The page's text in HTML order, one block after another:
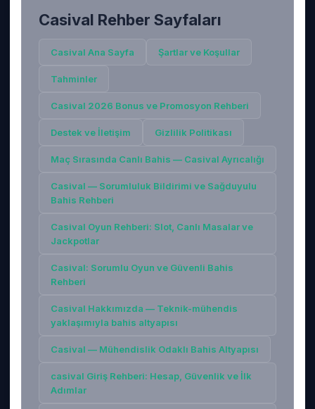
Casival Rehber Sayfaları
Casival Ana Sayfa Şartlar ve Koşullar
Tahminler
Casival 2026 Bonus ve Promosyon Rehberi
Destek ve İletişim Gizlilik Politikası
Maç Sırasında Canlı Bahis — Casival Ayrıcalığı
Casival — Sorumluluk Bildirimi ve Sağduyulu
Bahis Rehberi
Casival Oyun Rehberi: Slot, Canlı Masalar ve
Jackpotlar
Casival: Sorumlu Oyun ve Güvenli Bahis
Rehberi
Casival Hakkımızda — Teknik-mühendis
yaklaşımıyla bahis altyapısı
Casival — Mühendislik Odaklı Bahis Altyapısı
casival Giriş Rehberi: Hesap, Güvenlik ve İlk
Adımlar